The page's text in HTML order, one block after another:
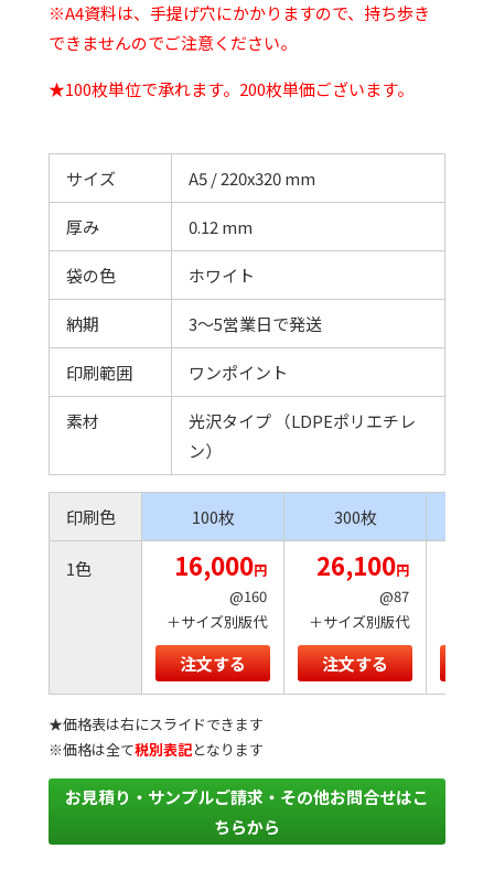
※A4資料は、手提げ穴にかかりますので、持ち歩き
できませんのでご注意ください。
★100枚単位で承れます。200枚単価ございます。
サイズ A5 / 220x320 mm
厚み 0.12 mm
袋の色 ホワイト
納期 3～5営業日で発送
印刷範囲 ワンポイント
素材
光沢タイプ （LDPEポリエチレ
ン）
印刷色 100枚 300枚
1色 16,000円
@160
＋サイズ別版代
注文する
26,100円
@87
＋サイズ別版代
注文する
★価格表は右にスライドできます
※価格は全て税別表記となります
お見積り・サンプルご請求・その他お問合せはこ
ちらから